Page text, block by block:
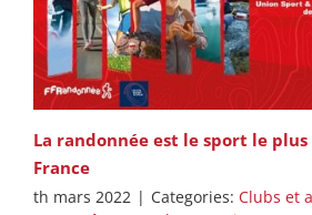
La randonnée est le sport le
France
th mars 2022 | Categories: Clubs et